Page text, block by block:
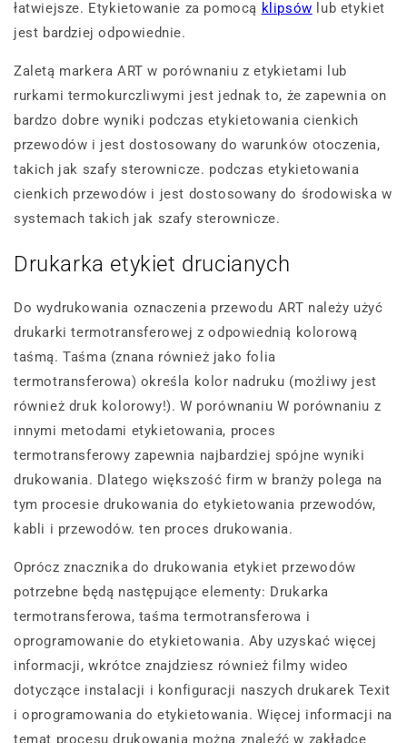
łatwiejsze. Etykietowanie za pomocą klipsów lub etykiet
jest bardziej odpowiednie.
Zaletą markera ART w porównaniu z etykietami lub
rurkami termokurczliwymi jest jednak to, że zapewnia on
bardzo dobre wyniki podczas etykietowania cienkich
przewodów i jest dostosowany do warunków otoczenia,
takich jak szafy sterownicze. podczas etykietowania
cienkich przewodów i jest dostosowany do środowiska w
systemach takich jak szafy sterownicze.
Drukarka etykiet drucianych
Do wydrukowania oznaczenia przewodu ART należy użyć
drukarki termotransferowej z odpowiednią kolorową
taśmą. Taśma (znana również jako folia
termotransferowa) określa kolor nadruku (możliwy jest
również druk kolorowy!). W porównaniu W porównaniu z
innymi metodami etykietowania, proces
termotransferowy zapewnia najbardziej spójne wyniki
drukowania. Dlatego większość firm w branży polega na
tym procesie drukowania do etykietowania przewodów,
kabli i przewodów. ten proces drukowania.
Oprócz znacznika do drukowania etykiet przewodów
potrzebne będą następujące elementy: Drukarka
termotransferowa, taśma termotransferowa i
oprogramowanie do etykietowania. Aby uzyskać więcej
informacji, wkrótce znajdziesz również filmy wideo
dotyczące instalacji i konfiguracji naszych drukarek Texit
i oprogramowania do etykietowania. Więcej informacji na
temat procesu drukowania można znaleźć w zakładce